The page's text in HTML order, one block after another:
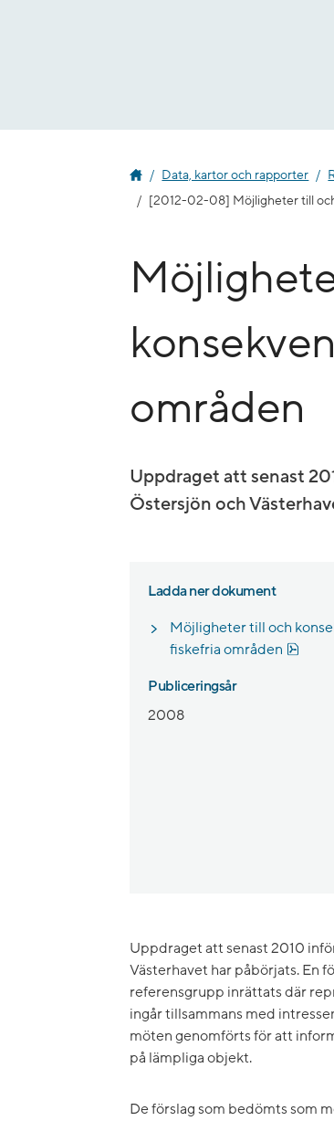
Data, kartor och rapporter
[2012-02-08] Möjligheter till
områden
Uppdraget att senast
Östersjön och
Ladda ner dokument
Möjligheter till och
fiskefria områden
Publiceringsår
2008
Uppdraget att senast 2010
Västerhavet har påbörjats. En
referensgrupp inrättats där
ingår tillsammans med
möten genomförts för att
på lämpliga objekt.
De förslag som bedömts som